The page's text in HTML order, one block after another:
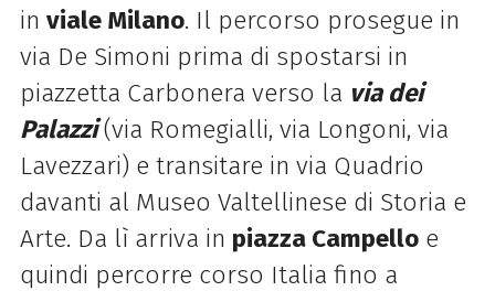
in viale Milano. Il percorso prosegue in
via De Simoni prima di spostarsi in
piazzetta Carbonera verso la via dei
Palazzi (via Romegialli, via Longoni, via
Lavezzari) e transitare in via Quadrio
davanti al Museo Valtellinese di Storia e
Arte. Da lì arriva in piazza Campelloe
quindi percorre corso Italia fino a